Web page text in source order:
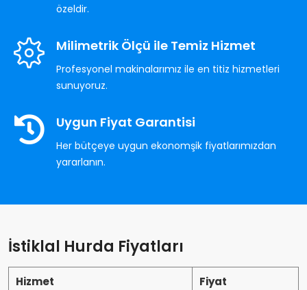
özeldir.
Milimetrik Ölçü ile Temiz Hizmet
Profesyonel makinalarımız ile en titiz hizmetleri
sunuyoruz.
Uygun Fiyat Garantisi
Her bütçeye uygun ekonomşik fiyatlarımızdan
yararlanın.
İstiklal Hurda Fiyatları
Hizmet Fiyat